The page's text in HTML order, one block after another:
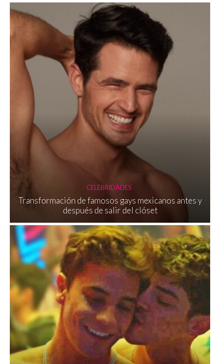
CELEBRIDADES
Transformación de famosos gays mexicanos antes y
después de salir del clóset